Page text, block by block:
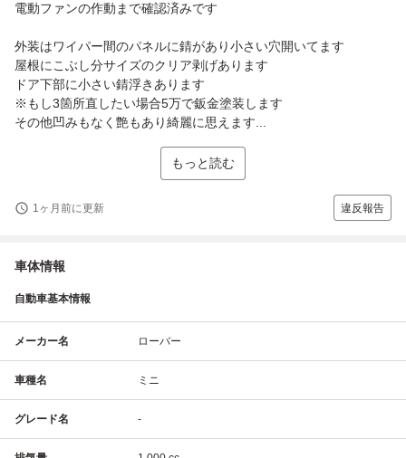
電動ファンの作動まで確認済みです
外装はワイパー間のパネルに錆があり小さい穴開いてます
屋根にこぶし分サイズのクリア剥げあります
ドア下部に小さい錆浮きあります
※もし3箇所直したい場合5万で鈑金塗装します
その他凹みもなく艶もあり綺麗に思えます...
もっと読む
1ヶ月前に更新 違反報告
車体情報
自動車基本情報
メーカー名 ローバー
車種名 ミニ
グレード名 -